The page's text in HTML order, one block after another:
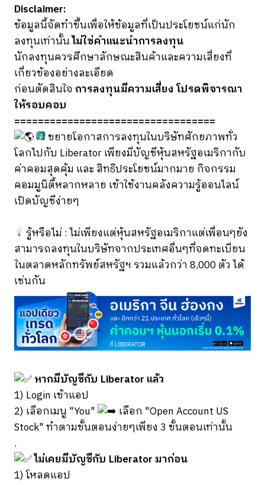
Disclaimer:
ข้อมูลนี้จัดทำขึ้นเพื่อให้ข้อมูลที่เป็นประโยชน์แก่นัก
ลงทุนเท่านั้นไม่ใช่คำแนะนำการลงทุน
นักลงทุนควรศึกษาลักษณะสินค้าและความเสี่ยงที่
เกี่ยวข้องอย่างละเอียด
ก่อนตัดสินใจ การลงทุนมีความเสี่ยง โปรดพิจารณา
ให้รอบคอบ
==================================
ขยายโอกาสการลงทุนในบริษัทศักยภาพทั่ว
โลกไปกับ Liberator เพียงมีบัญชีหุ้นสหรัฐอเมริกากับ
ค่าคอมสุดคุ้ม และ สิทธิประโยชน์มากมาย กิจกรรม
คอมมูนิตี้หลากหลาย เข้าใช้งานคลังความรู้ออนไลน์
เปิดบัญชีง่ายๆ
รู้หรือไม่ : ไม่เพียงแต่หุ้นสหรัฐอเมริกาแต่เพื่อนๆยัง
สามารถลงทุนในบริษัทจากประเทศอื่นๆที่จดทะเบียน
ในตลาดหลักทรัพย์สหรัฐฯ รวมแล้วกว่า 8,000 ตัว ได้
เช่นกัน
หากมีบัญชีกับ Liberator แล้ว
1) Login เข้าแอป
2) เลือกเมนู "You"
เลือก "Open Account US
Stock" ทำตามขั้นตอนง่ายๆเพียง 3 ขั้นตอนเท่านั้น
.
ไม่เคยมีบัญชีกับ Liberator มาก่อน
1) โหลดแอป